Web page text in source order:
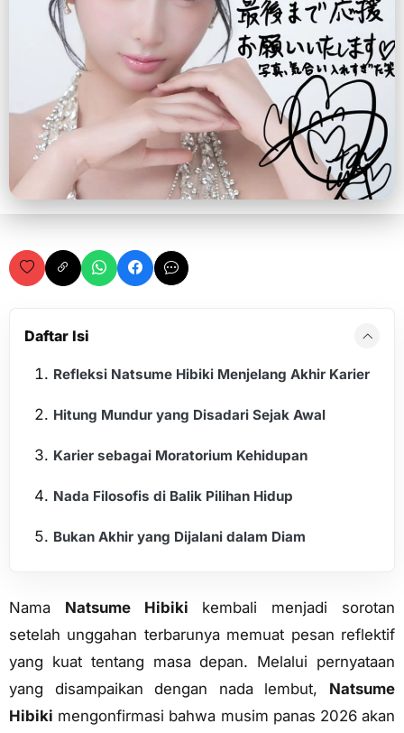
Daftar Isi
Refleksi Natsume Hibiki Menjelang Akhir Karier
Hitung Mundur yang Disadari Sejak Awal
Karier sebagai Moratorium Kehidupan
Nada Filosofis di Balik Pilihan Hidup
Bukan Akhir yang Dijalani dalam Diam
Nama Natsume Hibiki kembali menjadi sorotan
setelah unggahan terbarunya memuat pesan reflektif
yang kuat tentang masa depan. Melalui pernyataan
yang disampaikan dengan nada lembut, Natsume
Hibiki mengonfirmasi bahwa musim panas 2026 akan